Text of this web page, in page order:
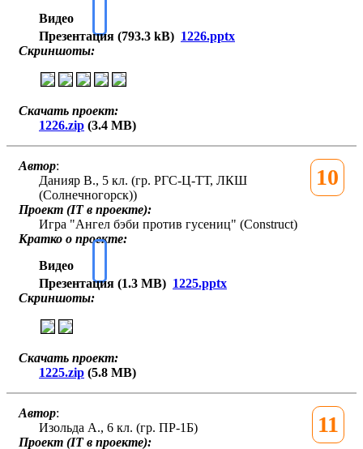
Видео
Презентация (793.3 kB) 1226.pptx
Скриншоты:
Скачать проект:
1226.zip (3.4 MB)
10
Автор:
Данияр В., 5 кл. (гр. РГС-Ц-ТТ, ЛКШ
(Солнечногорск))
Проект (IT в проекте):
Игра "Ангел бэби против гусениц" (Construct)
Кратко о проекте:
Видео
Презентация (1.3 MB) 1225.pptx
Скриншоты:
Скачать проект:
1225.zip (5.8 MB)
11
Автор:
Изольда А., 6 кл. (гр. ПР-1Б)
Проект (IT в проекте):